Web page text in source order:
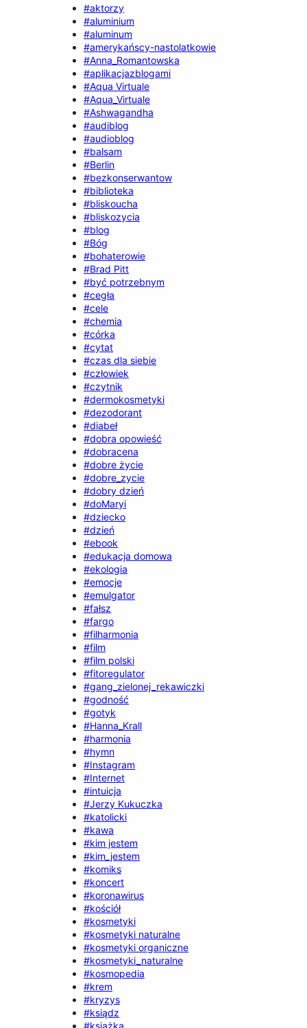
#aktorzy
#aluminium
#aluminum
#amerykańscy-nastolatkowie
#Anna_Romantowska
#aplikacjazblogami
#Aqua Virtuale
#Aqua_Virtuale
#Ashwagandha
#audiblog
#audioblog
#balsam
#Berlin
#bezkonserwantow
#biblioteka
#bliskoucha
#bliskozycia
#blog
#Bóg
#bohaterowie
#Brad Pitt
#być potrzebnym
#cegła
#cele
#chemia
#córka
#cytat
#czas dla siebie
#człowiek
#czytnik
#dermokosmetyki
#dezodorant
#diabeł
#dobra opowieść
#dobracena
#dobre życie
#dobre_zycie
#dobry dzień
#doMaryi
#dziecko
#dzień
#ebook
#edukacja domowa
#ekologia
#emocje
#emulgator
#fałsz
#fargo
#filharmonia
#film
#film polski
#fitoregulator
#gang_zielonej_rekawiczki
#godność
#gotyk
#Hanna_Krall
#harmonia
#hymn
#Instagram
#Internet
#intuicja
#Jerzy Kukuczka
#katolicki
#kawa
#kim jestem
#kim_jestem
#komiks
#koncert
#koronawirus
#kościół
#kosmetyki
#kosmetyki naturalne
#kosmetyki organiczne
#kosmetyki_naturalne
#kosmopedia
#krem
#kryzys
#ksiądz
#ksiażka